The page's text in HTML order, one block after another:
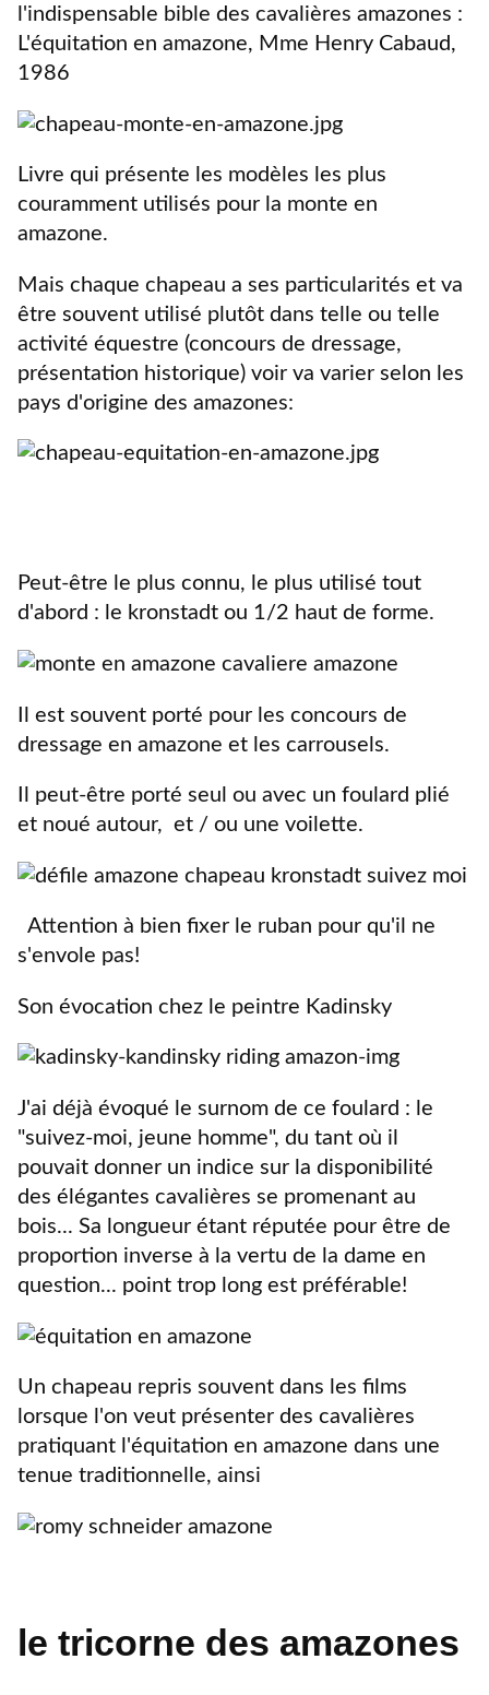
l'indispensable bible des cavalières amazones :
L'équitation en amazone, Mme Henry Cabaud,
1986
Livre qui présente les modèles les plus
couramment utilisés pour la monte en
amazone.
Mais chaque chapeau a ses particularités et va
être souvent utilisé plutôt dans telle ou telle
activité équestre (concours de dressage,
présentation historique) voir va varier selon les
pays d'origine des amazones:
Peut-être le plus connu, le plus utilisé tout
d'abord : le kronstadt ou 1/2 haut de forme.
Il est souvent porté pour les concours de
dressage en amazone et les carrousels.
Il peut-être porté seul ou avec un foulard plié
et noué autour, et / ou une voilette.
Attention à bien fixer le ruban pour qu'il ne
s'envole pas!
Son évocation chez le peintre Kadinsky
J'ai déjà évoqué le surnom de ce foulard : le
"suivez-moi, jeune homme", du tant où il
pouvait donner un indice sur la disponibilité
des élégantes cavalières se promenant au
bois... Sa longueur étant réputée pour être de
proportion inverse à la vertu de la dame en
question... point trop long est préférable!
Un chapeau repris souvent dans les films
lorsque l'on veut présenter des cavalières
pratiquant l'équitation en amazone dans une
tenue traditionnelle, ainsi
le tricorne des amazones